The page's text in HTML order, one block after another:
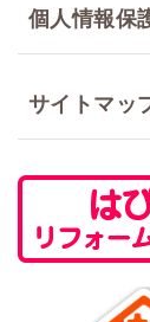
個人情報保
サイトマッ